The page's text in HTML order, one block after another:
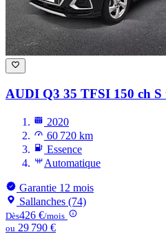
AUDI Q3 35 TFSI 150 ch
2020
60 720 km
Essence
Automatique
Garantie 12 mois
Sallanches (74)
Dès426 €/mois
ou 29 790 €